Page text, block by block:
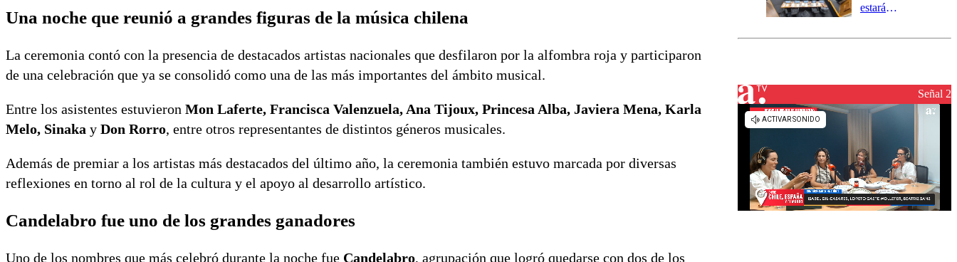
Una noche que reunió a grandes figuras de la música chilena
La ceremonia contó con la presencia de destacados artistas nacionales que desfilaron por la alfombra roja y participaron
de una celebración que ya se consolidó como una de las más importantes del ámbito musical.
Entre los asistentes estuvieron Mon Laferte, Francisca Valenzuela, Ana Tijoux, Princesa Alba, Javiera Mena, Karla
Melo, Sinaka y Don Rorro, entre otros representantes de distintos géneros musicales.
Además de premiar a los artistas más destacados del último año, la ceremonia también estuvo marcada por diversas
reflexiones en torno al rol de la cultura y el apoyo al desarrollo artístico.
Candelabro fue uno de los grandes ganadores
Uno de los nombres que más celebró durante la noche fue Candelabro, agrupación que logró quedarse con dos de los
estará
el fin de la
reconstrucciónSeñal 2